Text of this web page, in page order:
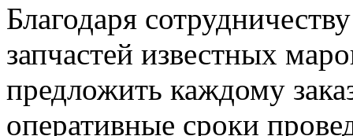
Благодаря
запчастей известных
предложить каждому
оперативные сроки